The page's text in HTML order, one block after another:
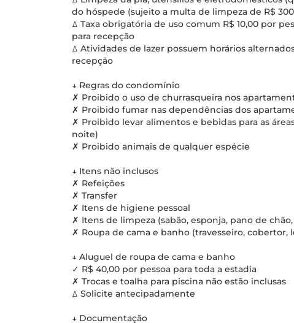
do hóspede (sujeito a multa de limpeza de R$
ꕔ Taxa obrigatória de uso comum R$ 10,00 por
para recepção
ꕔ Atividades de lazer possuem horários
recepção
↓ Regras do condomínio
✗ Proibido o uso de churrasqueira nos
✗ Proibido fumar nas dependências dos
✗ Proibido levar alimentos e bebidas para as
noite)
✗ Proibido animais de qualquer espécie
↓ Itens não inclusos
✗ Refeições
✗ Transfer
✗ Itens de higiene pessoal
✗ Itens de limpeza (sabão, esponja, pano de
✗ Roupa de cama e banho (travesseiro, cobertor,
↓ Aluguel de roupa de cama e banho
✓ R$ 40,00 por pessoa para toda a estadia
✗ Trocas e toalha para piscina não estão inclusas
ꕔ Solicite antecipadamente
↓ Documentação